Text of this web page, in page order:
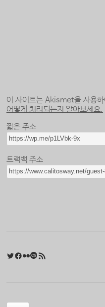
이 사이트는 Akismet을 사용
어떻게 처리되는지 알아보세요.
짧은 주소
트랙백 주소
Twitter
Facebook
FlickrLast.fm